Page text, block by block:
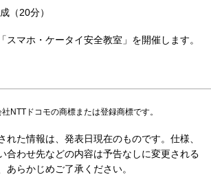
（20分）
スマホ・ケータイ安全教室」を開催します。
社NTTドコモの商標または登録商標です。
れた情報は、発表日現在のものです。仕様、
合わせ先などの内容は予告なしに変更される
あらかじめご了承ください。